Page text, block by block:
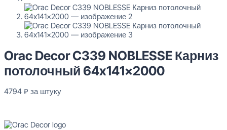
Orac Decor C339 NOBLESSE Карниз
потолочный 64x141x2000
4794 ₽ за штуку